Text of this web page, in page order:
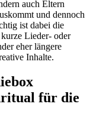
auch Eltern
und dennoch
ist dabei die
Lieder- oder
eher längere
Inhalte.
für die